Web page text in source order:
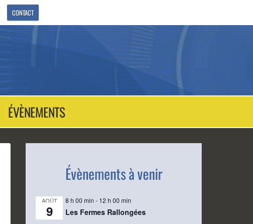
CONTACT
ÉVÈNEMENTS
Évènements à venir
AOÛT
9
8 h 00 min - 12 h 00 min
Les Fermes Rallongées